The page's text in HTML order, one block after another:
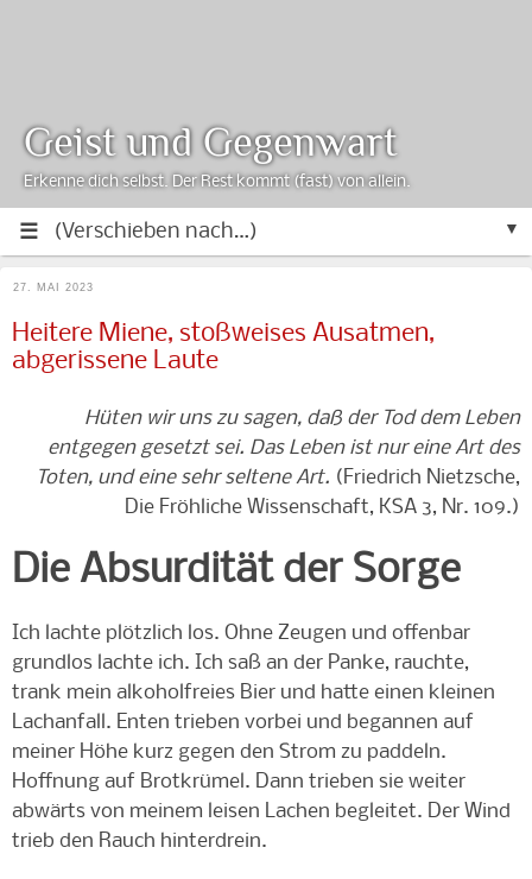
▼
Geist und Gegenwart
Erkenne dich selbst. Der Rest kommt (fast) von allein.
27. MAI 2023
Heitere Miene, stoßweises Ausatmen,
abgerissene Laute
Hüten wir uns zu sagen, daß der Tod dem Leben
entgegen gesetzt sei. Das Leben ist nur eine Art des
Toten, und eine sehr seltene Art. (Friedrich Nietzsche,
Die Fröhliche Wissenschaft, KSA 3, Nr. 109.)
Die Absurdität der Sorge
Ich lachte plötzlich los. Ohne Zeugen und offenbar
grundlos lachte ich. Ich saß an der Panke, rauchte,
trank mein alkoholfreies Bier und hatte einen kleinen
Lachanfall. Enten trieben vorbei und begannen auf
meiner Höhe kurz gegen den Strom zu paddeln.
Hoffnung auf Brotkrümel. Dann trieben sie weiter
abwärts von meinem leisen Lachen begleitet. Der Wind
trieb den Rauch hinterdrein.